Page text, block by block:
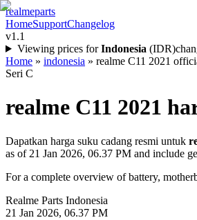
realmeparts
HomeSupportChangelog
v1.1
Viewing prices for Indonesia (IDR)
Home » indonesia » realme C11 2021
Seri C
realme C11 2021
Dapatkan harga suku cadang resmi untuk
as of 21 Jan 2026, 06.37 PM and include
For a complete overview of battery,
Realme Parts Indonesia
21 Jan 2026, 06.37 PM